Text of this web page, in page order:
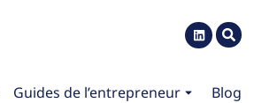
Guides de l’entrepreneur Blog